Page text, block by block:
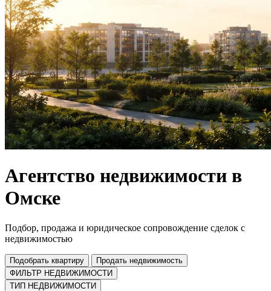
Агентство недвижимости в
Омске
Подбор, продажа и юридическое сопровождение сделок с
недвижимостью
Подобрать квартиру
Продать недвижимость
ФИЛЬТР НЕДВИЖИМОСТИ
ТИП НЕДВИЖИМОСТИ